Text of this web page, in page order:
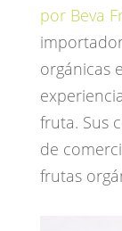
por Beva
orgánicas
fruta. Sus
de
frutas